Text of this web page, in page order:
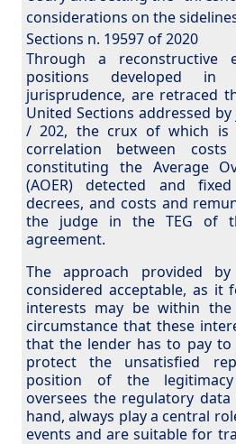
considerations on the
Sections n. 19597 of 2020
Through a reconstructive
positions developed
jurisprudence, are retraced
United Sections addressed
/ 202, the crux of which is
correlation between
constituting the Average
(AOER) detected and
decrees, and costs and
the judge in the TEG of
agreement.
The approach provided
considered acceptable, as it
interests may be within
circumstance that these
that the lender has to pay
protect the unsatisfied
position of the
oversees the regulatory
hand, always play a central
events and are suitable for